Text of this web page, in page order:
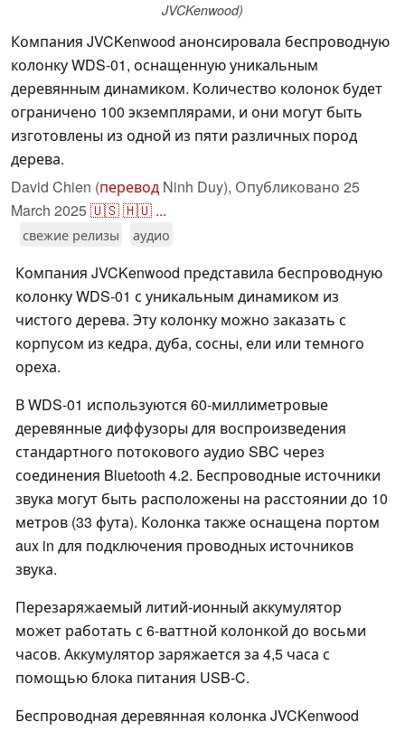
JVCKenwood)
Компания JVCKenwood анонсировала беспроводную
колонку WDS-01, оснащенную уникальным
деревянным динамиком. Количество колонок будет
ограничено 100 экземплярами, и они могут быть
изготовлены из одной из пяти различных пород
дерева.
David Chien (перевод Ninh Duy), Опубликовано 25
March 2025🇺🇸🇭🇺 ...
свежие релизы аудио
Компания JVCKenwood представила беспроводную
колонку WDS-01 с уникальным динамиком из
чистого дерева. Эту колонку можно заказать с
корпусом из кедра, дуба, сосны, ели или темного
ореха.
В WDS-01 используются 60-миллиметровые
деревянные диффузоры для воспроизведения
стандартного потокового аудио SBC через
соединения Bluetooth 4.2. Беспроводные источники
звука могут быть расположены на расстоянии до 10
метров (33 фута). Колонка также оснащена портом
aux in для подключения проводных источников
звука.
Перезаряжаемый литий-ионный аккумулятор
может работать с 6-ваттной колонкой до восьми
часов. Аккумулятор заряжается за 4,5 часа с
помощью блока питания USB-C.
Беспроводная деревянная колонка JVCKenwood